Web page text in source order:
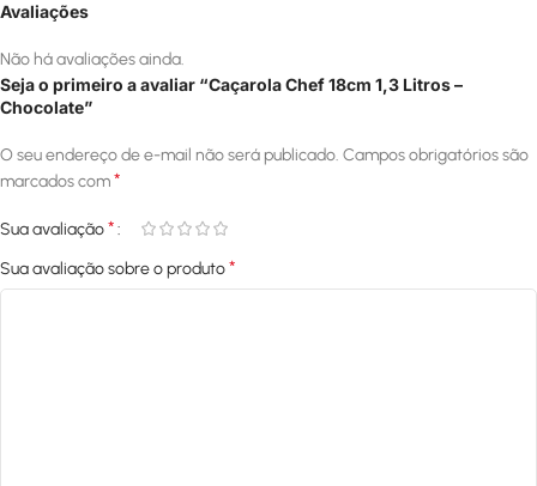
Avaliações
Não há avaliações ainda.
Seja o primeiro a avaliar “Caçarola Chef 18cm 1,3 Litros –
Chocolate”
O seu endereço de e-mail não será publicado. Campos obrigatórios são
marcados com*
Sua avaliação*
Sua avaliação sobre o produto*